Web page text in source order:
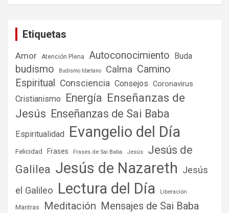
Etiquetas
Amor Atención Plena Autoconocimiento Buda
budismo Budismo tibetano Calma Camino
Espiritual
Consciencia Consejos Coronavirus
Cristianismo Energía Enseñanzas de
Jesús Enseñanzas de Sai Baba
Espiritualidad Evangelio del Día
Felicidad Frases Frases de Sai Baba Jesús
Jesús de
Galilea Jesús de Nazareth Jesús
el Galileo Lectura del Día Liberación
Mantras Meditación Mensajes de Sai Baba